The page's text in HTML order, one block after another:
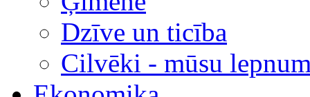
Dzīve un ticība
Cilvēki - mūsu